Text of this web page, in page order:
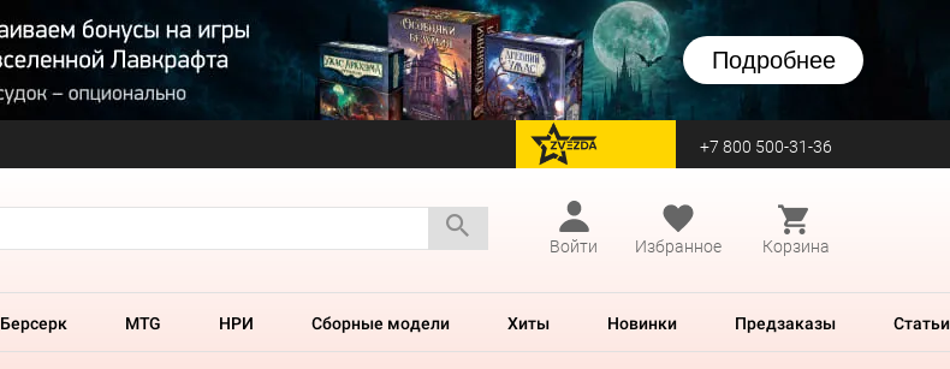
Подробнее
перейти на Zvezda +7 800 500-31-36
Войти
Избранное Корзина
Берсерк MTG НРИ Сборные модели Хиты Новинки Предзаказы Статьи